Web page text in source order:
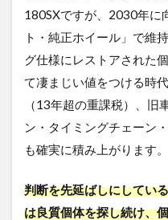
180SXですが、2030年に
ト・純正ホイール」で維
グ仕様にレストアされた
て凄まじい値をつける時
（13年超の重課税）、
ン・タイミングチェーン
も確実に積み上がります。
判断を先延ばしにしてい
は良質個体を探し続け、